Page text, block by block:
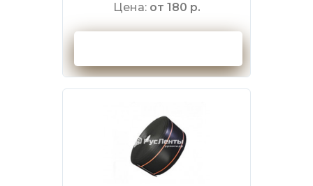
Цена: от 180 р.